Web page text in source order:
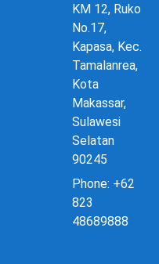
KM 12, Ruko
No.17,
Kapasa, Kec.
Tamalanrea,
Kota
Makassar,
Sulawesi
Selatan
90245
Phone: +62
823
48689888